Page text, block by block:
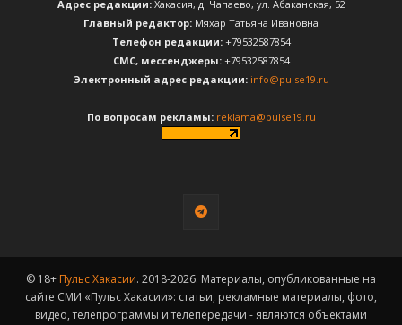
Адрес редакции:Хакасия, д. Чапаево, ул. Абаканская, 52
Главный редактор: Мяхар Татьяна Ивановна
Телефон редакции:+79532587854
CМС, мессенджеры:+79532587854
Электронный адрес редакции: info@pulse19.ru
По вопросам рекламы: reklama@pulse19.ru
© 18+ Пульс Хакасии. 2018-2026. Материалы, опубликованные на
сайте СМИ «Пульс Хакасии»: статьи, рекламные материалы, фото,
видео, телепрограммы и телепередачи - являются объектами